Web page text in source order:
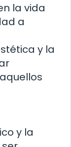
la vida
a
y la
y la